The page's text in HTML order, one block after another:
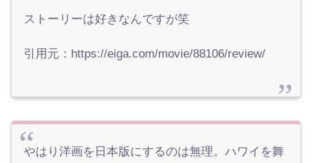
ストーリーは好きなんですが笑
引用元：https://eiga.com/movie/88106/review/
やはり洋画を日本版にするのは無理。ハワイを舞